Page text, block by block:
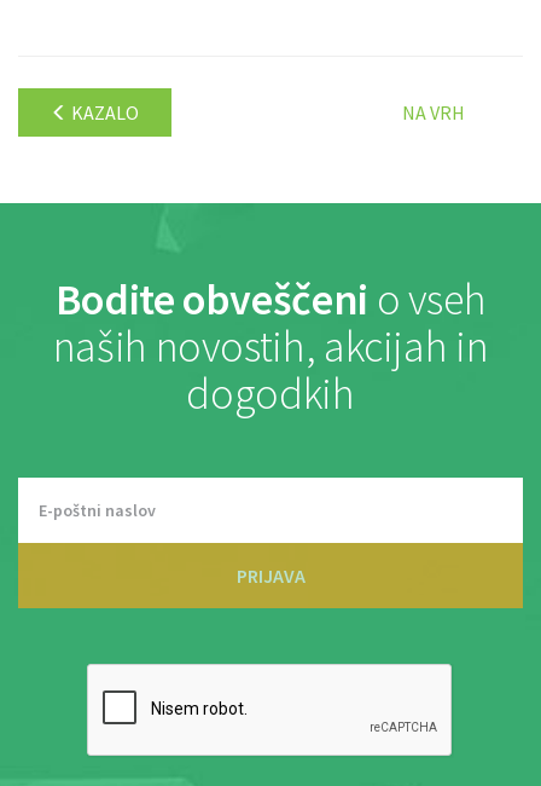
KAZALO NA VRH
Bodite obveščeni o vseh
naših novostih, akcijah in
dogodkih
PRIJAVA